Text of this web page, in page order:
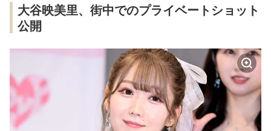
大谷映美里、街中でのプライベートショット
公開